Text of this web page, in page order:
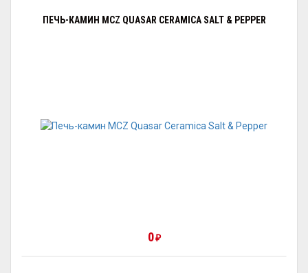
ПЕЧЬ-КАМИН MCZ QUASAR CERAMICA SALT & PEPPER
0₽